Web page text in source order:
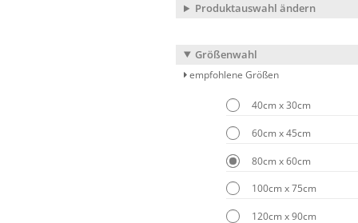
Produktauswahl ändern
Größenwahl
empfohlene Größen
40cm x 30cm
60cm x 45cm
80cm x 60cm
100cm x 75cm
120cm x 90cm